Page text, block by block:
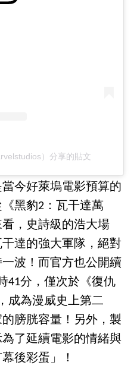
）分享的貼文
今好萊塢電影預算的
黑豹2：瓦干達萬
，史詩級的浩大場
達的強大軍隊，絕對
波！而官方也公開續
41分，僅次於《復仇
成為漫威史上第二
膀胱容量！另外，製
了延續電影的情緒與
後彩蛋」！